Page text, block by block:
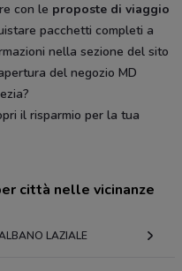
con le proposte di viaggio
pacchetti completi a
nella sezione del sito
del negozio MD
il risparmio per la tua
città nelle vicinanze
LAZIALE